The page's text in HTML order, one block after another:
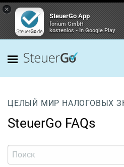
×
SteuerGo App
forium GmbH
kostenlos - In Google Play
ЦЕЛЫЙ МИР НАЛОГОВЫХ
SteuerGo FAQs